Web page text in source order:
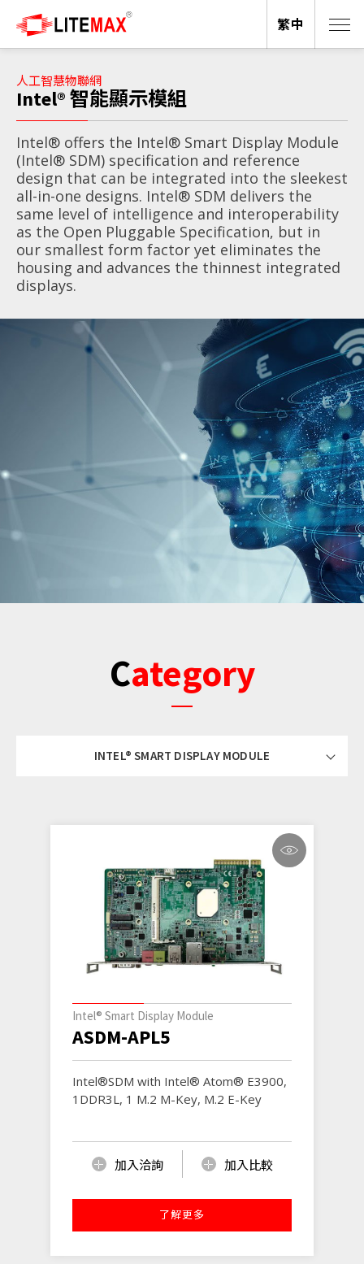
人工智慧物聯網
Intel® 智能顯示模組
Intel® offers the Intel® Smart Display Module
(Intel® SDM) specification and reference
design that can be integrated into the sleekest
all-in-one designs. Intel® SDM delivers the
same level of intelligence and interoperability
as the Open Pluggable Specification, but in
our smallest form factor yet eliminates the
housing and advances the thinnest integrated
displays.
Category
INTEL® SMART DISPLAY MODULE
Intel® Smart Display Module
ASDM-APL5
Intel®SDM with Intel® Atom® E3900,
1DDR3L, 1 M.2 M-Key, M.2 E-Key
加入洽詢 加入比較
了解更多
繁中